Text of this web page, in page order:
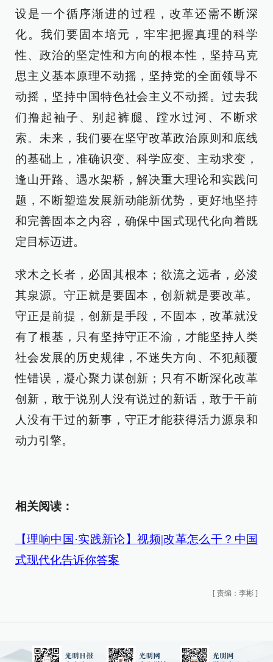
设是一个循序渐进的过程，改革还需不断深
化。我们要固本培元，牢牢把握真理的科学
性、政治的坚定性和方向的根本性，坚持马克
思主义基本原理不动摇，坚持党的全面领导不
动摇，坚持中国特色社会主义不动摇。过去我
们撸起袖子、别起裤腿、蹚水过河、不断求
索。未来，我们要在坚守改革政治原则和底线
的基础上，准确识变、科学应变、主动求变，
逢山开路、遇水架桥，解决重大理论和实践问
题，不断塑造发展新动能新优势，更好地坚持
和完善固本之内容，确保中国式现代化向着既
定目标迈进。
求木之长者，必固其根本；欲流之远者，必浚
其泉源。守正就是要固本，创新就是要改革。
守正是前提，创新是手段，不固本，改革就没
有了根基，只有坚持守正不渝，才能坚持人类
社会发展的历史规律，不迷失方向、不犯颠覆
性错误，凝心聚力谋创新；只有不断深化改革
创新，敢于说别人没有说过的新话，敢于干前
人没有干过的新事，守正才能获得活力源泉和
动力引擎。
相关阅读：
【理响中国·实践新论】视频|改革怎么干？中国
式现代化告诉你答案
[ 责编：李彬 ]